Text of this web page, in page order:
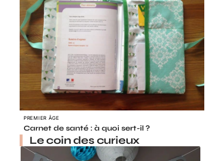
PREMIER ÂGE
Carnet de santé : à quoi sert-il ?
Le coin des curieux